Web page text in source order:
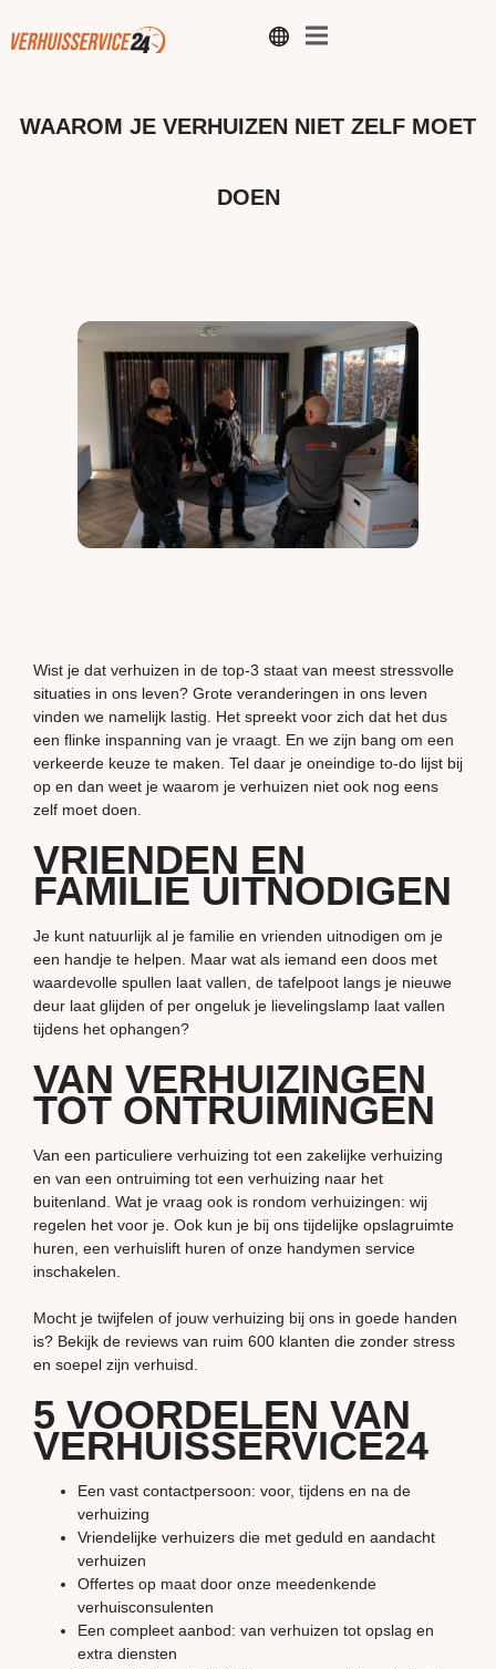
WAAROM JE VERHUIZEN NIET ZELF MOET
DOEN
Wist je dat verhuizen in de top-3 staat van meest stressvolle
situaties in ons leven? Grote veranderingen in ons leven
vinden we namelijk lastig. Het spreekt voor zich dat het dus
een flinke inspanning van je vraagt. En we zijn bang om een
verkeerde keuze te maken. Tel daar je oneindige to-do lijst bij
op en dan weet je waarom je verhuizen niet ook nog eens
zelf moet doen.
VRIENDEN EN
FAMILIE UITNODIGEN
Je kunt natuurlijk al je familie en vrienden uitnodigen om je
een handje te helpen. Maar wat als iemand een doos met
waardevolle spullen laat vallen, de tafelpoot langs je nieuwe
deur laat glijden of per ongeluk je lievelingslamp laat vallen
tijdens het ophangen?
VAN VERHUIZINGEN
TOT ONTRUIMINGEN
Van een particuliere verhuizing tot een zakelijke verhuizing
en van een ontruiming tot een verhuizing naar het
buitenland. Wat je vraag ook is rondom verhuizingen: wij
regelen het voor je. Ook kun je bij ons tijdelijke opslagruimte
huren, een verhuislift huren of onze handymen service
inschakelen.
Mocht je twijfelen of jouw verhuizing bij ons in goede handen
is? Bekijk de reviews van ruim 600 klanten die zonder stress
en soepel zijn verhuisd.
5 VOORDELEN VAN
VERHUISSERVICE24
Een vast contactpersoon: voor, tijdens en na de
verhuizing
Vriendelijke verhuizers die met geduld en aandacht
verhuizen
Offertes op maat door onze meedenkende
verhuisconsulenten
Een compleet aanbod: van verhuizen tot opslag en
extra diensten